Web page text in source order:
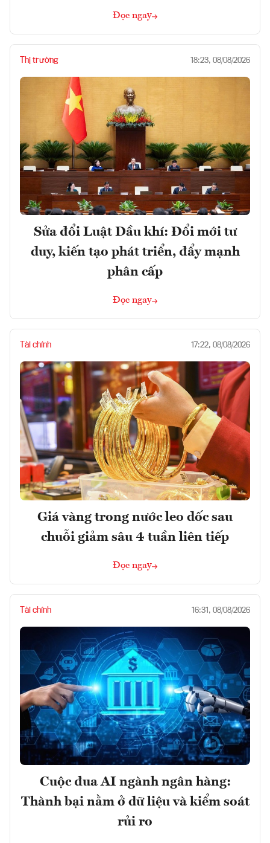
Đọc ngay
Thị trường 18:23, 08/08/2026
Sửa đổi Luật Dầu khí: Đổi mới tư
duy, kiến tạo phát triển, đẩy mạnh
phân cấp
Đọc ngay
Tài chính 17:22, 08/08/2026
Giá vàng trong nước leo dốc sau
chuỗi giảm sâu 4 tuần liên tiếp
Đọc ngay
Tài chính 16:31, 08/08/2026
Cuộc đua AI ngành ngân hàng:
Thành bại nằm ở dữ liệu và kiểm soát
rủi ro